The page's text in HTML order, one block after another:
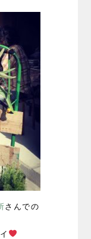
さんでの